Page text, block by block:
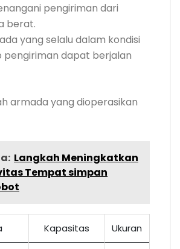
pengiriman dari
berat.
yang selalu dalam kondisi
pengiriman dapat berjalan
armada yang dioperasikan
Langkah Meningkatkan
Tempat simpan
Kapasitas Ukuran